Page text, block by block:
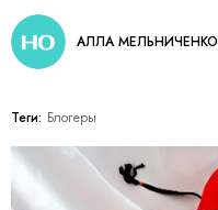
АЛЛА МЕЛЬНИЧЕНКО
Теги: Блогеры